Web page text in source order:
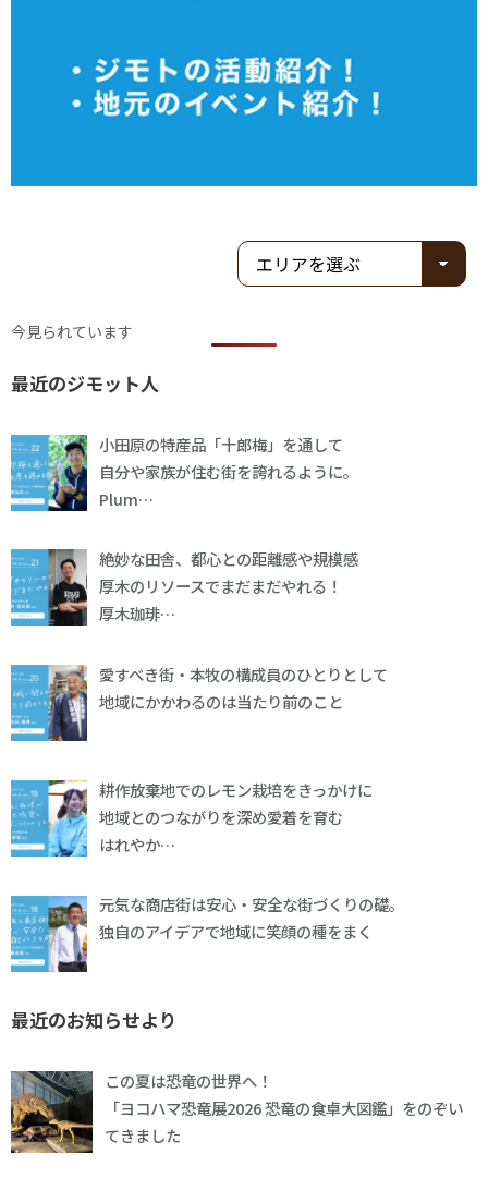
今見られています
最近のジモット人
小田原の特産品「十郎梅」を通して
自分や家族が住む街を誇れるように。
Plum…
絶妙な田舎、都心との距離感や規模感
厚木のリソースでまだまだやれる！
厚木珈琲…
愛すべき街・本牧の構成員のひとりとして
地域にかかわるのは当たり前のこと
耕作放棄地でのレモン栽培をきっかけに
地域とのつながりを深め愛着を育む
はれやか…
元気な商店街は安心・安全な街づくりの礎。
独自のアイデアで地域に笑顔の種をまく
最近のお知らせより
この夏は恐竜の世界へ！
「ヨコハマ恐竜展2026 恐竜の食卓大図鑑」をのぞい
てきました